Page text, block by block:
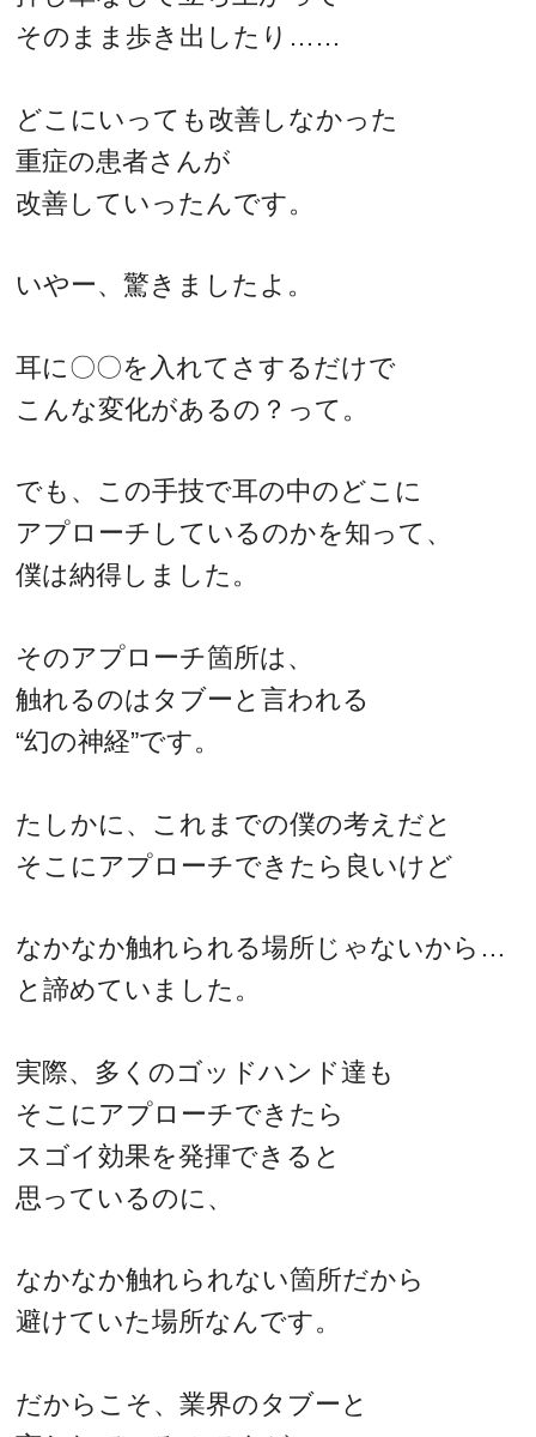
そのまま歩き出したり……
どこにいっても改善しなかった
重症の患者さんが
改善していったんです。
いやー、驚きましたよ。
耳に〇〇を入れてさするだけで
こんな変化があるの？って。
でも、この手技で耳の中のどこに
アプローチしているのかを知って、
僕は納得しました。
そのアプローチ箇所は、
触れるのはタブーと言われる
“幻の神経”です。
たしかに、これまでの僕の考えだと
そこにアプローチできたら良いけど
なかなか触れられる場所じゃないから…
と諦めていました。
実際、多くのゴッドハンド達も
そこにアプローチできたら
スゴイ効果を発揮できると
思っているのに、
なかなか触れられない箇所だから
避けていた場所なんです。
だからこそ、業界のタブーと